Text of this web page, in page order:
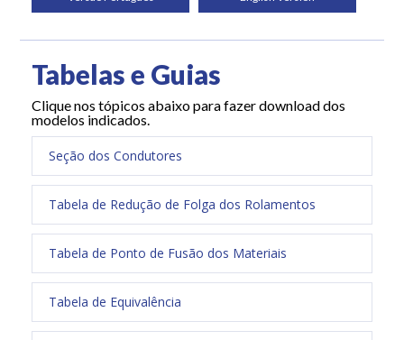
Tabelas e Guias
Clique nos tópicos abaixo para fazer download dos
modelos indicados.
Seção dos Condutores
Tabela de Redução de Folga dos Rolamentos
Tabela de Ponto de Fusão dos Materiais
Tabela de Equivalência